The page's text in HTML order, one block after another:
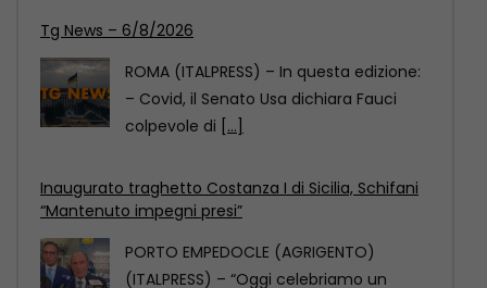
colpevole di
Inaugurato traghetto Costanza I di Sicilia, Schifani
“Mantenuto impegni presi”
(ITALPRESS) – “Oggi celebriamo un
evento importante: quello di fare in
modo[...]